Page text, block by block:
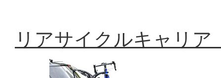
リアサイクルキャリア